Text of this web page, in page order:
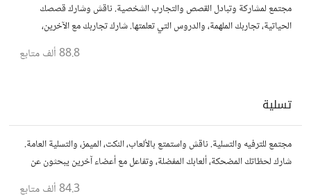
مجتمع لمشاركة وتبادل القصص والتجارب الشخصية. ناقش وشارك قصصك
الحياتية، تجاربك الملهمة، والدروس التي تعلمتها. شارك تجاربك مع الآخرين،
88.8 ألف متابع
تسلية
مجتمع للترفيه والتسلية. ناقش واستمتع بالألعاب، النكت، الميمز، والتسلية العامة.
شارك لحظاتك المضحكة، ألعابك المفضلة، وتفاعل مع أعضاء آخرين يبحثون عن
84.3 ألف متابع